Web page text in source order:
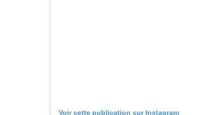
Voir cette publication sur Instagram